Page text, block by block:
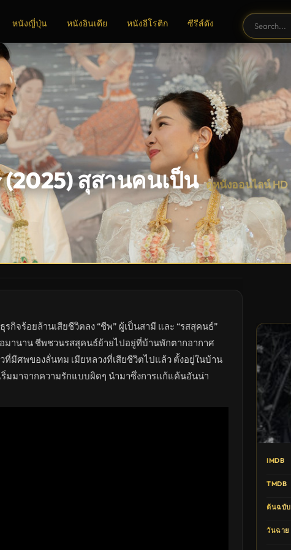
หนังญี่ปุ่น หนังอินเดีย หนังอีโรติก ซีรีส์ดัง
(2025) สุสานคนเป็น ดูหนังออนไลน์ HD
รกิจร้อยล้านเสียชีวิตลง “ชีพ” ผู้เป็นสามี และ “รสสุคนธ์”
มานาน ชีพชวนรสสุคนธ์ย้ายไปอยู่ที่บ้านพักตากอากาศ
มีศพของลั่นทม เมียหลวงที่เสียชีวิตไปแล้ว ตั้งอยู่ในบ้าน
มมาจากความรักแบบผิดๆ นำมาซึ่งการแก้แค้นอันน่า
IMDB
TMDB
ต้นฉบับ
วันฉาย